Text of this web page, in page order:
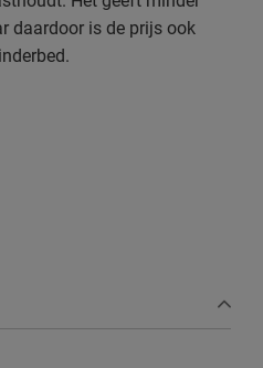
daardoor is de prijs ook
& tricks te zien.